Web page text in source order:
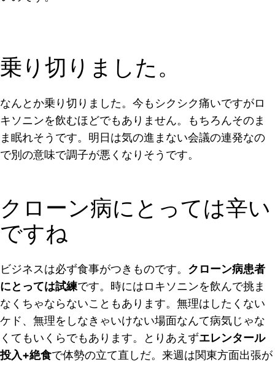
乗り切りました。
なんとか乗り切りました。今もシクシク痛いですがロ
キソニンを飲むほどでもありません。もちろんそのま
ま眠れそうです。明日は気の進まない会議の連発なの
で別の意味で調子が悪くなりそうです。
クローン病にとっては辛い
ですね
ビジネスは必ず食事がつきものです。 クローン病患者
にとっては試練です。時にはロキソニンを飲んで挑ま
なくちゃならないこともあります。無理はしたくない
ケド、無理をしなきゃいけない場面なんて病気じゃな
くてもいくらでもあります。とりあえずエレンタール
投入+絶食で体勢の立て直しだ。来週は関東方面出張が